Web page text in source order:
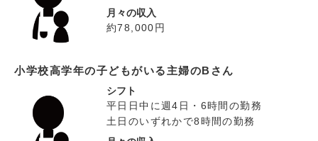
月々の収入
約78,000円
小学校高学年の子どもがいる主婦のBさん
シフト
平日日中に週4日・6時間の勤務
土日のいずれかで8時間の勤務